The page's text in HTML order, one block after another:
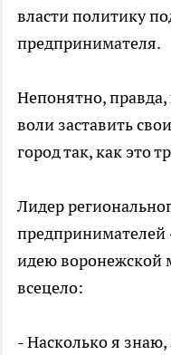
власти политику
предпринимателя.
Непонятно, правда,
воли заставить
город так, как это
Лидер
предпринимателей
идею воронежской
всецело:
- Насколько я